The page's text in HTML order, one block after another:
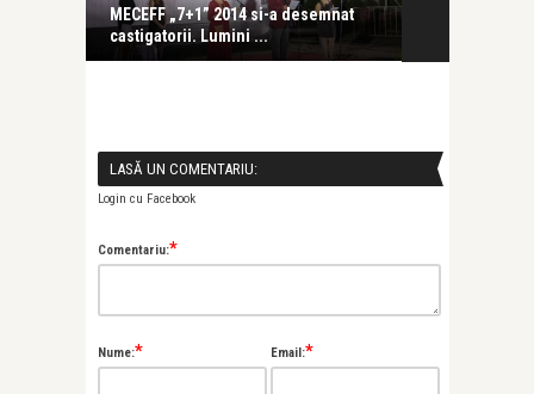
MECEFF „7+1” 2014 si-a desemnat
castigatorii. Lumini ...
LASĂ UN COMENTARIU:
Login cu Facebook
Comentariu:*
Nume:* Email:*